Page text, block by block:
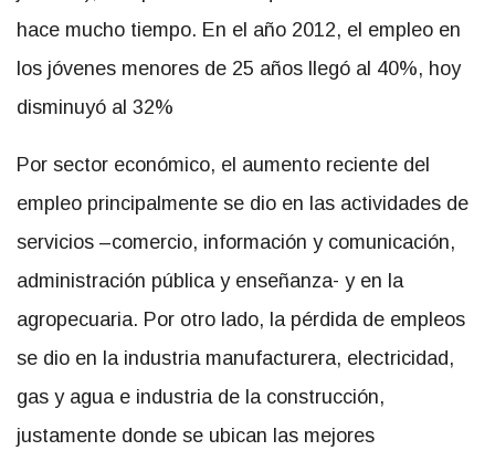
hace mucho tiempo. En el año 2012, el empleo en
los jóvenes menores de 25 años llegó al 40%, hoy
disminuyó al 32%
Por sector económico, el aumento reciente del
empleo principalmente se dio en las actividades de
servicios –comercio, información y comunicación,
administración pública y enseñanza- y en la
agropecuaria. Por otro lado, la pérdida de empleos
se dio en la industria manufacturera, electricidad,
gas y agua e industria de la construcción,
justamente donde se ubican las mejores